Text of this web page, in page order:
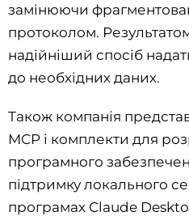
замінюючи
протоколом.
надійніший спосіб
до необхідних даних.
Також компанія
MCP і комплекти для
програмного
підтримку локального
програмах Claude